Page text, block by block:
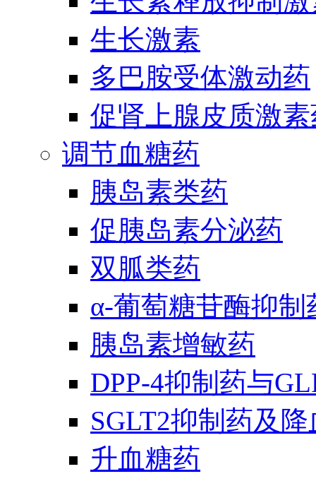
生长激素
多巴胺受体激动药
促肾上腺皮质激
调节血糖药
胰岛素类药
促胰岛素分泌药
双胍类药
α-葡萄糖苷酶抑制
胰岛素增敏药
DPP-4抑制药与
SGLT2抑制药及
升血糖药